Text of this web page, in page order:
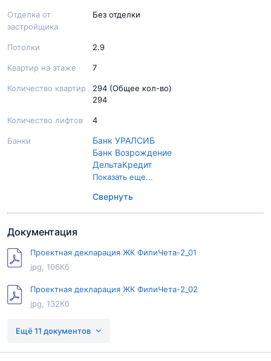
Отделка от
застройщика
Без отделки
Потолки 2.9
Квартир на этаже 7
Количество квартир
294 (Общее кол-во)
294
Количество лифтов 4
Банки
Банк УРАЛСИБ
Банк Возрождение
ДельтаКредит
Московское Ипотечное Агентство
Транскапиталбанк
ВТБ
Показать еще...
Свернуть
Документация
Проектная декларация ЖК ФилиЧета-2_01
jpg, 106Кб
Проектная декларация ЖК ФилиЧета-2_02
jpg, 132Кб
Проектная декларация ЖК ФилиЧета-2_03
Ещё 11 документов